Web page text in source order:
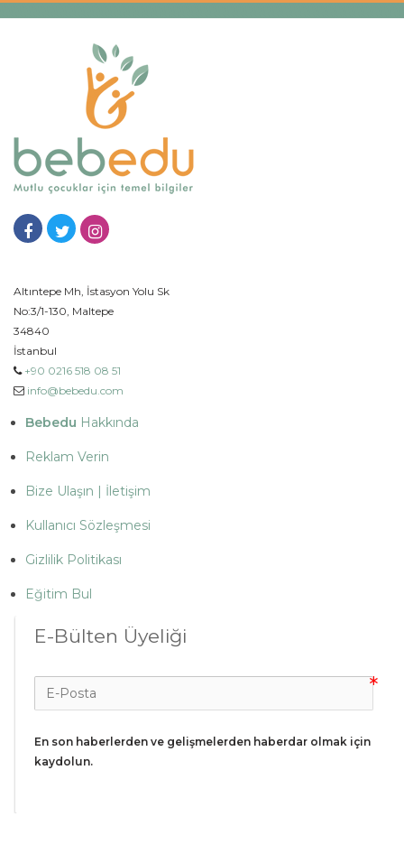
Altıntepe Mh, İstasyon Yolu Sk
No:3/1-130, Maltepe
34840
İstanbul
+90 0216 518 08 51
info@bebedu.com
Bebedu Hakkında
Reklam Verin
Bize Ulaşın | İletişim
Kullanıcı Sözleşmesi
Gizlilik Politikası
Eğitim Bul
E-Bülten Üyeliği
En son haberlerden ve gelişmelerden haberdar olmak için
kaydolun.